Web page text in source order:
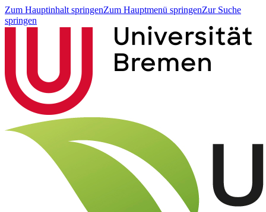
Zum Hauptinhalt springenZum Hauptmenü springenZur Suche
springen